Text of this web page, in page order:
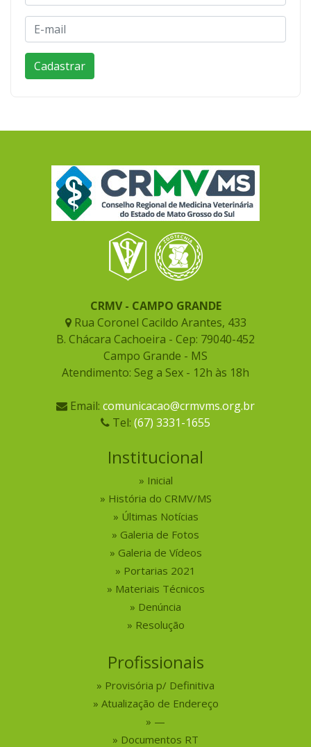
CRMV - CAMPO GRANDE
Rua Coronel Cacildo Arantes, 433
B. Chácara Cachoeira - Cep: 79040-452
Campo Grande - MS
Atendimento: Seg a Sex - 12h às 18h
Email: comunicacao@crmvms.org.br
Tel: (67) 3331-1655
Institucional
Inicial
História do CRMV/MS
Últimas Notícias
Galeria de Fotos
Galeria de Vídeos
Portarias 2021
Materiais Técnicos
Denúncia
Resolução
Profissionais
Provisória p/ Definitiva
Atualização de Endereço
—
Documentos RT